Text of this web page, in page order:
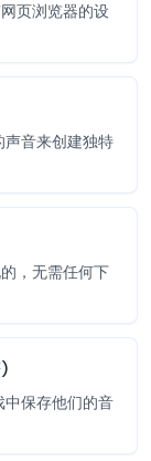
页浏览器的设
音来创建独特
，无需任何下
保存他们的音